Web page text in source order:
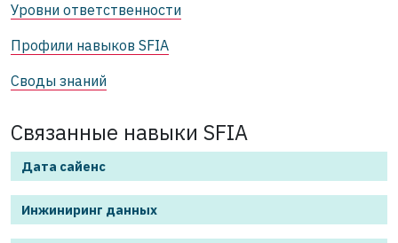
Уровни ответственности
Профили навыков SFIA
Своды знаний
Связанные навыки SFIA
Дата сайенс
Инжиниринг данных